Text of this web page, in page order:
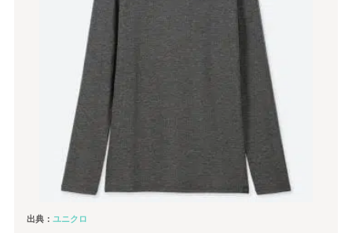
出典：ユニクロ